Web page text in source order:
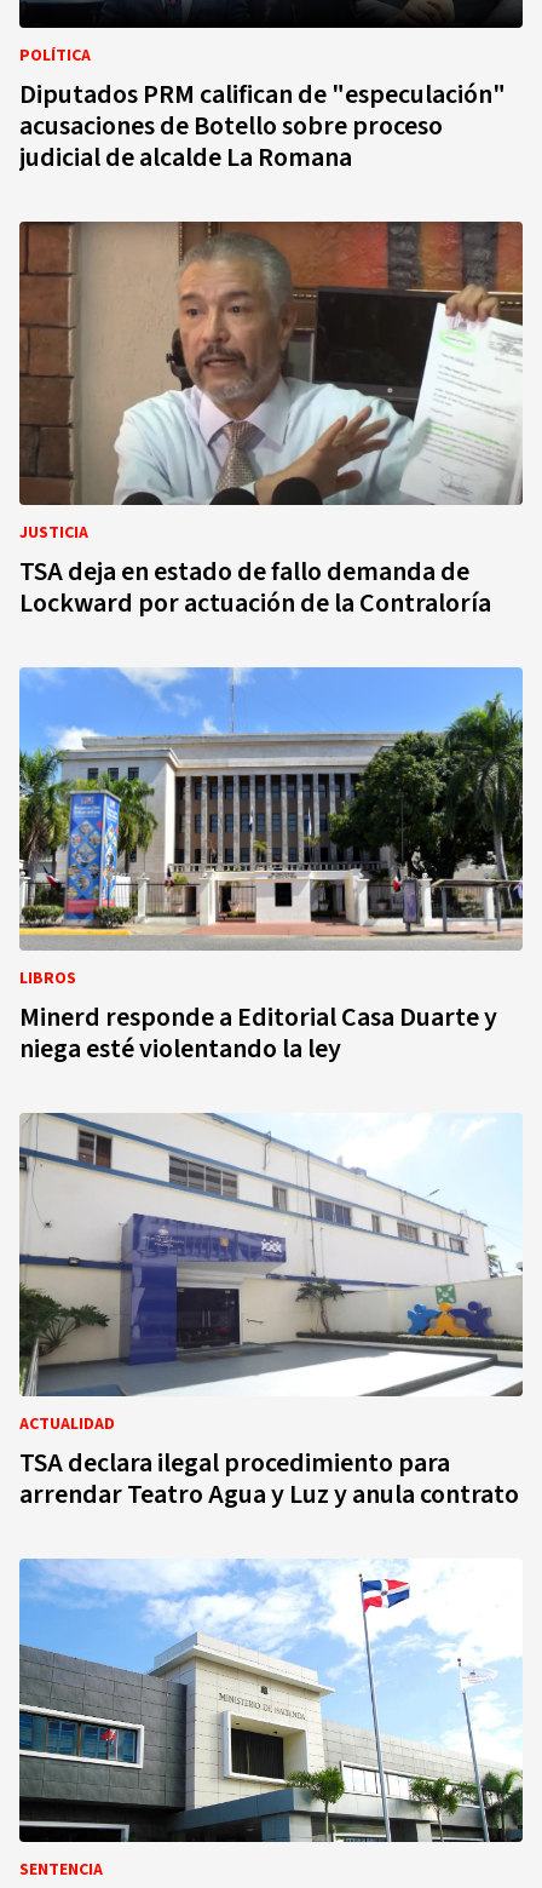
POLÍTICA
Diputados PRM califican de "especulación"
acusaciones de Botello sobre proceso
judicial de alcalde La Romana
JUSTICIA
TSA deja en estado de fallo demanda de
Lockward por actuación de la Contraloría
LIBROS
Minerd responde a Editorial Casa Duarte y
niega esté violentando la ley
ACTUALIDAD
TSA declara ilegal procedimiento para
arrendar Teatro Agua y Luz y anula contrato
SENTENCIA